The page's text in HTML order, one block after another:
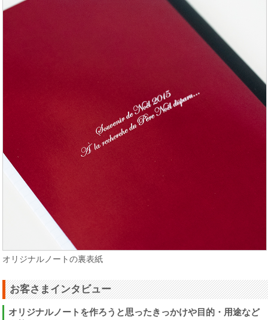
オリジナルノートの裏表紙
お客さまインタビュー
オリジナルノートを作ろうと思ったきっかけや目的・用途など